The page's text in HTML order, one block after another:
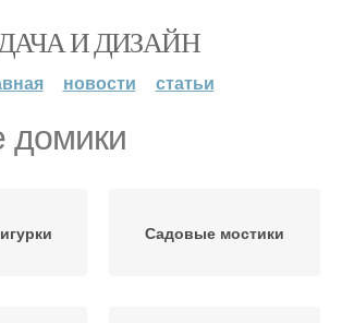
И ДИЗАЙН
новости статьи
домики
Садовые мостики